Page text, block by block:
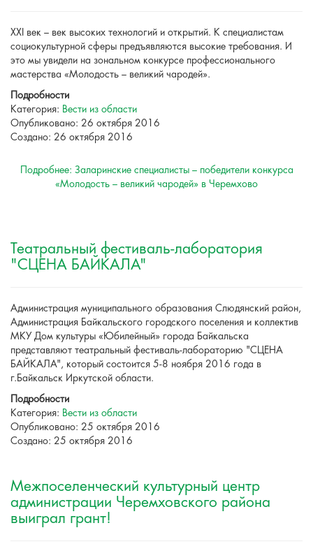
XXI век – век высоких технологий и открытий. К специалистам
социокультурной сферы предъявляются высокие требования. И
это мы увидели на зональном конкурсе профессионального
мастерства «Молодость – великий чародей».
Подробности
Категория: Вести из области
Опубликовано: 26 октября 2016
Создано: 26 октября 2016
Подробнее: Заларинские специалисты – победители конкурса
«Молодость – великий чародей» в Черемхово
Театральный фестиваль-лаборатория
"СЦЕНА БАЙКАЛА"
Администрация муниципального образования Слюдянский район,
Администрация Байкальского городского поселения и коллектив
МКУ Дом культуры «Юбилейный» города Байкальска
представляют театральный фестиваль-лабораторию "СЦЕНА
БАЙКАЛА", который состоится 5-8 ноября 2016 года в
г.Байкальск Иркутской области.
Подробности
Категория: Вести из области
Опубликовано: 25 октября 2016
Создано: 25 октября 2016
Межпоселенческий культурный центр
администрации Черемховского района
выиграл грант!